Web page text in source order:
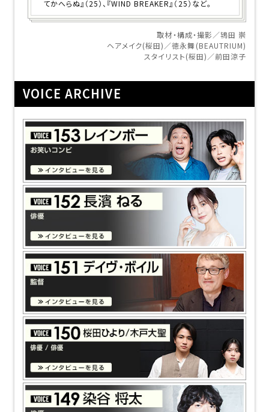
てかへらぬ』（25）、『WIND BREAKER』（25）など。
取材・構成・撮影／鴇田 崇
ヘアメイク(桜田)／徳永舞(BEAUTRIUM)
スタイリスト(桜田)／前田涼子
VOICE ARCHIVE